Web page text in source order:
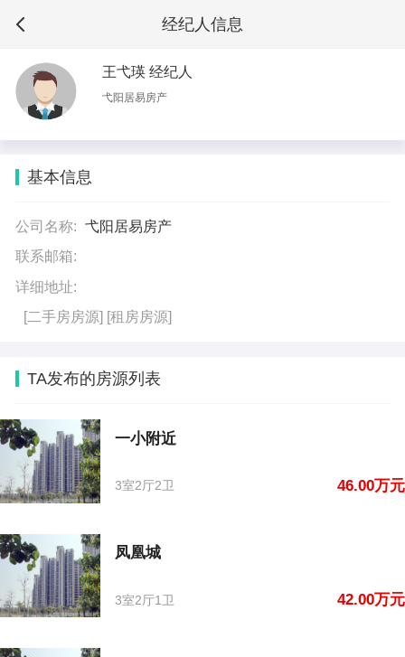
经纪人信息
王弋瑛 经纪人
弋阳居易房产
基本信息
公司名称: 弋阳居易房产
联系邮箱:
详细地址:
[二手房房源] [租房房源]
TA发布的房源列表
一小附近
3室2厅2卫 46.00万元
凤凰城
3室2厅1卫 42.00万元